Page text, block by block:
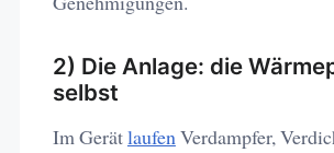
2) Die Anlage: die
selbst
Im Gerätlaufen Verdampfer,